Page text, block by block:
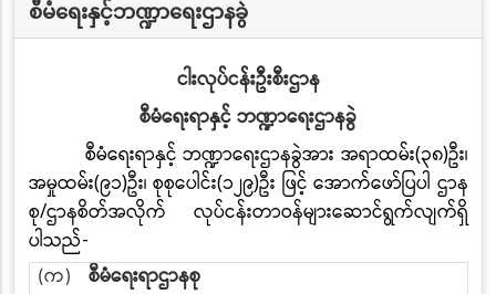
စီမံရေးနှင့်ဘဏ္ဍာရေးဌာနခွဲ
ငါးလုပ်ငန်းဦးစီးဌာန
စီမံရေးရာနှင့် ဘဏ္ဍာရေးဌာနခွဲ
စီမံရေးရာနှင့် ဘဏ္ဍာရေးဌာနခွဲအား အရာထမ်း(၃၈)ဦး၊
အမှုထမ်း(၉၁)ဦး၊ စုစုပေါင်း(၁၂၉)ဦး ဖြင့် အောက်ဖော်ပြပါ ဌာန
စု/ဌာနစိတ်အလိုက် လုပ်ငန်းတာဝန်များဆောင်ရွက်လျက်ရှိ
ပါသည်-
(က)
စီမံရေးရာဌာနစု